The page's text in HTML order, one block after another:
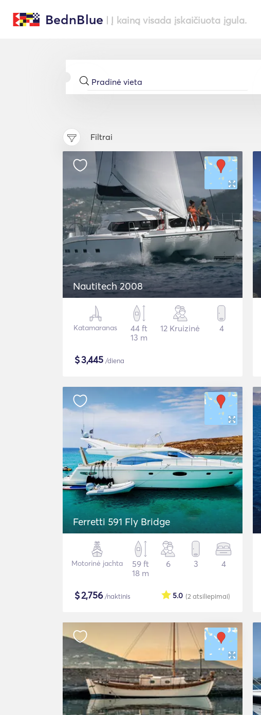
BednBlue | Į kainą visada įskaičiuota įgula.
Filtrai
Nautitech 2008
Katamaranas
44 ft
13 m
12 Kruizinė 4
$3,445 /diena
Ferretti 591 Fly Bridge
Motorinė jachta
59 ft
18 m
6 3 4
$2,756/naktinis (2 atsiliepimai)
5.0